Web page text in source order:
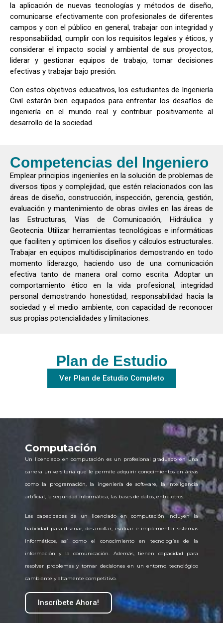
la aplicación de nuevas tecnologías y métodos de diseño,
comunicarse efectivamente con profesionales de diferentes
campos y con el público en general, trabajar con integridad y
responsabilidad, cumplir con los requisitos legales y éticos, y
considerar el impacto social y ambiental de sus proyectos,
liderar y gestionar equipos de trabajo, tomar decisiones
efectivas y trabajar bajo presión.
Con estos objetivos educativos, los estudiantes de Ingeniería
Civil estarán bien equipados para enfrentar los desafíos de
ingeniería en el mundo real y contribuir positivamente al
desarrollo de la sociedad.
Competencias del Ingeniero
Emplear principios ingenieriles en la solución de problemas de
diversos tipos y complejidad, que estén relacionados con las
áreas de diseño, construcción, inspección, gerencia, gestión,
evaluación y mantenimiento de obras civiles en las áreas de
las Estructuras, Vías de Comunicación, Hidráulica y
Geotecnia. Utilizar herramientas tecnológicas e informáticas
que faciliten y optimicen los diseños y cálculos estructurales.
Trabajar en equipos multidisciplinarios demostrando en todo
momento liderazgo, haciendo uso de una comunicación
efectiva tanto de manera oral como escrita. Adoptar un
comportamiento ético en la vida profesional, integridad
personal demostrando honestidad, responsabilidad hacia la
sociedad y el medio ambiente, con capacidad de reconocer
sus propias potencialidades y limitaciones.
Plan de Estudio
Ver Plan de Estudio Completo
Computación
Un licenciado en computación es un profesional graduado en una
carrera universitaria que le permite adquirir conocimientos en áreas
como la programación, la ingeniería de software, la inteligencia
artificial, la seguridad informática, las bases de datos, entre otros.
Las capacidades de un licenciado en computación incluyen la
habilidad para diseñar, desarrollar, evaluar e implementar sistemas
informáticos, así como el conocimiento en tecnologías de la
información y la comunicación. Además, tienen capacidad para
resolver problemas y tomar decisiones en un entorno tecnológico
cambiante y altamente competitivo.
Inscríbete Ahora!